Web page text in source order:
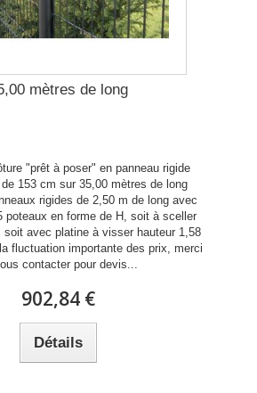
mètres de long
"prêt à poser" en panneau rigide
de 153 cm sur 35,00 mètres de long
rigides de 2,50 m de long avec
poteaux en forme de H, soit à sceller
soit avec platine à visser hauteur 1,58
fluctuation importante des prix, merci
contacter pour devis...
902,84 €
Détails